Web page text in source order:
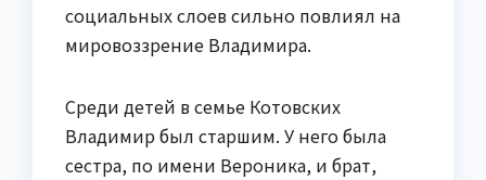
социальных слоев сильно повлиял на
мировоззрение Владимира.
Среди детей в семье Котовских
Владимир был старшим. У него была
сестра, по имени Вероника, и брат,